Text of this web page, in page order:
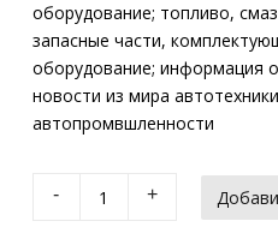
оборудование; топливо,
запасные части,
оборудование; информация
новости из мира
автопромвшленности
- +